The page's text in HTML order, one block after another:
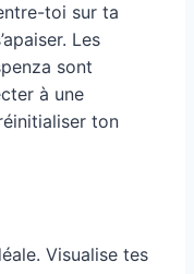
toi sur ta
Les
sont
à une
ton
Visualise tes